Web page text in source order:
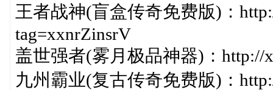
王者战神(盲盒传奇免费版)：
tag=xxnrZinsrV
盖世强者(雾月极品神器)：http://
九州霸业(复古传奇免费版)：